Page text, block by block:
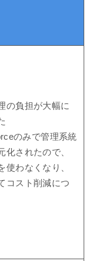
の負担が大幅に
のみで管理系統
化されたので、
使わなくなり、
コスト削減につ